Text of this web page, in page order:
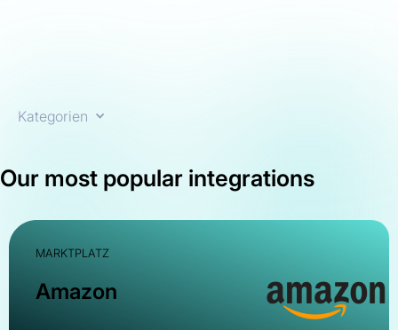
Kategorien
Our most popular integrations
MARKTPLATZ
Amazon